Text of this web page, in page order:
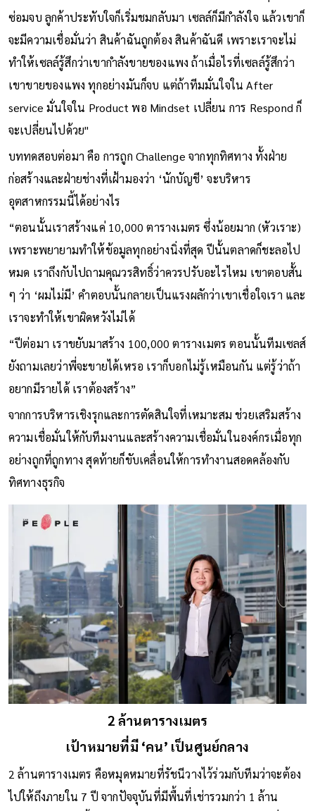
เรา แต่ขอแค่ 1 ปีนี้เท่านั้นนะ แล้วเขาก็ทำแบบนั้นจริง ๆ พอเขา
ซ่อมจบ ลูกค้าประทับใจก็เริ่มชมกลับมา เซลล์ก็มีกำลังใจ แล้วเขาก็
จะมีความเชื่อมั่นว่า สินค้าฉันถูกต้อง สินค้าฉันดี เพราะเราจะไม่
ทำให้เซลล์รู้สึกว่าเขากำลังขายของแพง ถ้าเมื่อไรที่เซลล์รู้สึกว่า
เขาขายของแพง ทุกอย่างมันก็จบ แต่ถ้าทีมมั่นใจใน After
service มั่นใจใน Product พอ Mindset เปลี่ยน การ Respond ก็
จะเปลี่ยนไปด้วย"
บททดสอบต่อมา คือ การถูก Challenge จากทุกทิศทาง ทั้งฝ่าย
ก่อสร้างและฝ่ายช่างที่เฝ้ามองว่า ‘นักบัญชี’ จะบริหาร
อุตสาหกรรมนี้ได้อย่างไร
“ตอนนั้นเราสร้างแค่ 10,000 ตารางเมตร ซึ่งน้อยมาก (หัวเราะ)
เพราะพยายามทำให้ข้อมูลทุกอย่างนิ่งที่สุด ปีนั้นตลาดก็ชะลอไป
หมด เราถึงกับไปถามคุณวรสิทธิ์ว่าควรปรับอะไรไหม เขาตอบสั้น
ๆ ว่า ‘ผมไม่มี’ คำตอบนั้นกลายเป็นแรงผลักว่าเขาเชื่อใจเรา และ
เราจะทำให้เขาผิดหวังไม่ได้
“ปีต่อมา เราขยับมาสร้าง 100,000 ตารางเมตร ตอนนั้นทีมเซลส์
ยังถามเลยว่าพี่จะขายได้เหรอ เราก็บอกไม่รู้เหมือนกัน แต่รู้ว่าถ้า
อยากมีรายได้ เราต้องสร้าง”
จากการบริหารเชิงรุกและการตัดสินใจที่เหมาะสม ช่วยเสริมสร้าง
ความเชื่อมั่นให้กับทีมงานและสร้างความเชื่อมั่นในองค์กรเมื่อทุก
อย่างถูกที่ถูกทาง สุดท้ายก็ขับเคลื่อนให้การทำงานสอดคล้องกับ
ทิศทางธุรกิจ
2 ล้านตารางเมตร
เป้าหมายที่มี ‘คน’ เป็นศูนย์กลาง
2 ล้านตารางเมตร คือหมุดหมายที่รัชนีวางไว้ร่วมกับทีมว่าจะต้อง